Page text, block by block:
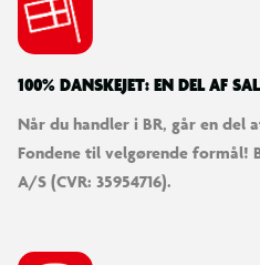
100% DANSKEJET: EN DEL AF
Når du handler i BR, går en del
Fondene til velgørende formål!
A/S (CVR: 35954716).